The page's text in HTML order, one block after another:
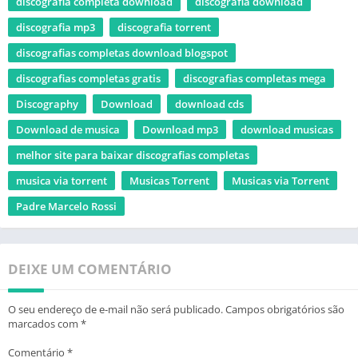
discografia mp3
discografia torrent
discografias completas download blogspot
discografias completas gratis
discografias completas mega
Discography
Download
download cds
Download de musica
Download mp3
download musicas
melhor site para baixar discografias completas
musica via torrent
Musicas Torrent
Musicas via Torrent
Padre Marcelo Rossi
DEIXE UM COMENTÁRIO
O seu endereço de e-mail não será publicado.Campos obrigatórios são
marcados com *
Comentário *